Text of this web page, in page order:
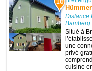
Distance
Situé à
une
privé
cuisine